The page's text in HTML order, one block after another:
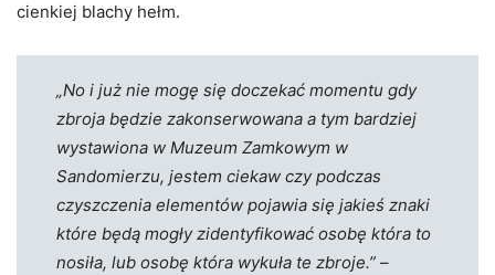
cienkiej blachy hełm.
„No i już nie mogę się doczekać momentu gdy
zbroja będzie zakonserwowana a tym bardziej
wystawiona w Muzeum Zamkowym w
Sandomierzu, jestem ciekaw czy podczas
czyszczenia elementów pojawia się jakieś znaki
które będą mogły zidentyfikować osobę która to
nosiła, lub osobę która wykuła te zbroje.”–